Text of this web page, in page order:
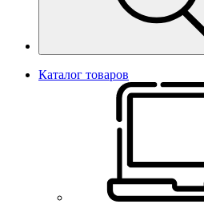
Каталог товаров